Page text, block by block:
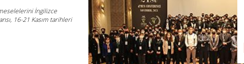
İngilizce
16-21 Kasım tarihleri